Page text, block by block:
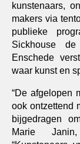
kunstenaars,
makers via
publieke
Sickhouse
Enschede
waar kunst en
“De afgelopen
ook ontzettend
bijgedragen
Marie